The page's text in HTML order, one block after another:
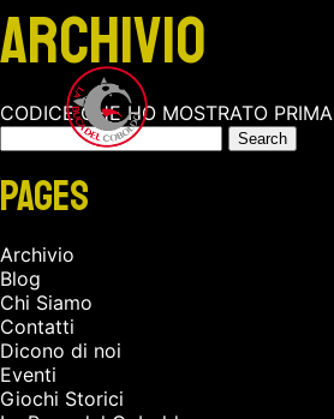
Archivio
CODICE CHE HO MOSTRATO PRIMA
Pages
Archivio
Blog
Chi Siamo
Contatti
Dicono di noi
Eventi
Giochi Storici